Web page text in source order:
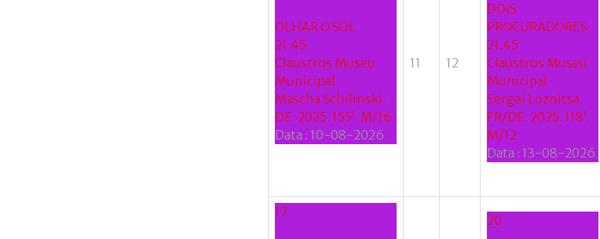
OLHAR O SOL
21:45
Claustros Museu
Municipal
Mascha Schilinski.
DE: 2025. 155’. M/16
Data : 10-08-2026
11 12
DOIS
PROCURADORES
21:45
Claustros Museu
Municipal
Sergei Loznitsa.
FR/DE: 2025. 118’.
M/12
Data : 13-08-2026
17
20